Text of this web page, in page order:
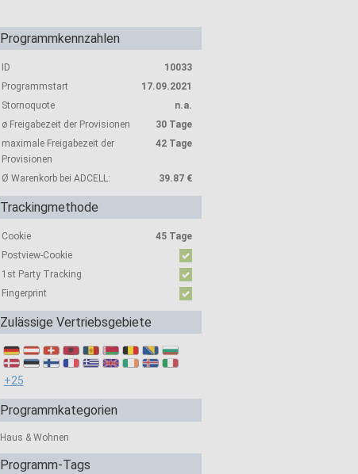
Programmkennzahlen
ID
10033
Programmstart
17.09.2021
Stornoquote
n.a.
ø Freigabezeit der Provisionen
30 Tage
maximale Freigabezeit der
Provisionen
42 Tage
Ø Warenkorb bei ADCELL: 39.87 €
Trackingmethode
Cookie
45 Tage
Postview-Cookie
1st Party Tracking
Fingerprint
Zulässige Vertriebsgebiete
+25
Programmkategorien
Haus & Wohnen
Programm-Tags